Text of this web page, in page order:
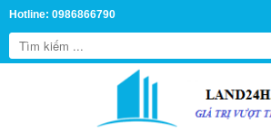
Hotline: 0986866790